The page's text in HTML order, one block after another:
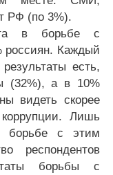
РФ (по 3%).
в борьбе с
россиян. Каждый
есть,
(32%), а в 10%
видеть скорее
Лишь
борьбе с этим
респондентов
борьбы с